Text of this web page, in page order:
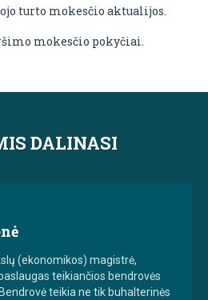
turto mokesčio aktualijos.
mokesčio pokyčiai.
DALINASI
(ekonomikos) magistrė,
teikiančios bendrovės
teikia ne tik buhalterinės